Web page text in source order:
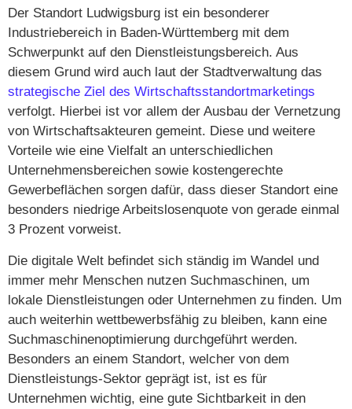
Der Standort Ludwigsburg ist ein besonderer
Industriebereich in Baden-Württemberg mit dem
Schwerpunkt auf den Dienstleistungsbereich. Aus
diesem Grund wird auch laut der Stadtverwaltung das
strategische Ziel des Wirtschaftsstandortmarketings
verfolgt. Hierbei ist vor allem der Ausbau der Vernetzung
von Wirtschaftsakteuren gemeint. Diese und weitere
Vorteile wie eine Vielfalt an unterschiedlichen
Unternehmensbereichen sowie kostengerechte
Gewerbeflächen sorgen dafür, dass dieser Standort eine
besonders niedrige Arbeitslosenquote von gerade einmal
3 Prozent vorweist.
Die digitale Welt befindet sich ständig im Wandel und
immer mehr Menschen nutzen Suchmaschinen, um
lokale Dienstleistungen oder Unternehmen zu finden. Um
auch weiterhin wettbewerbsfähig zu bleiben, kann eine
Suchmaschinenoptimierung durchgeführt werden.
Besonders an einem Standort, welcher von dem
Dienstleistungs-Sektor geprägt ist, ist es für
Unternehmen wichtig, eine gute Sichtbarkeit in den